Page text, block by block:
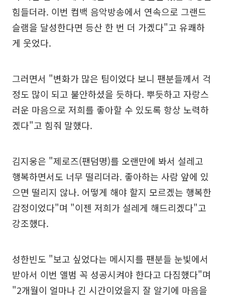
힘들더라. 이번 컴백 음악방송에서 연속으로 그랜드
슬램을 달성한다면 등산 한 번 더 가겠다"고 유쾌하
게 웃었다.
그러면서 "변화가 많은 팀이었다 보니 팬분들께서 걱
정도 많이 되고 불안하셨을 듯하다. 뿌듯하고 자랑스
러운 마음으로 저희를 좋아할 수 있도록 항상 노력하
겠다"고 힘줘 말했다.
김지웅은 "제로즈(팬덤명)를 오랜만에 봐서 설레고
행복하면서도 너무 떨리더라. 좋아하는 사람 앞에 있
으면 떨리지 않나. 어떻게 해야 할지 모르겠는 행복한
감정이었다"며 "이젠 저희가 설레게 해드리겠다"고
강조했다.
성한빈도 "보고 싶었다는 메시지를 팬분들 눈빛에서
받아서 이번 앨범 꼭 성공시켜야 한다고 다짐했다"며
"2개월이 얼마나 긴 시간이었을지 잘 알기에 마음을